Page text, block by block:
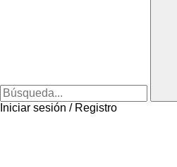
Iniciar sesión / Registro